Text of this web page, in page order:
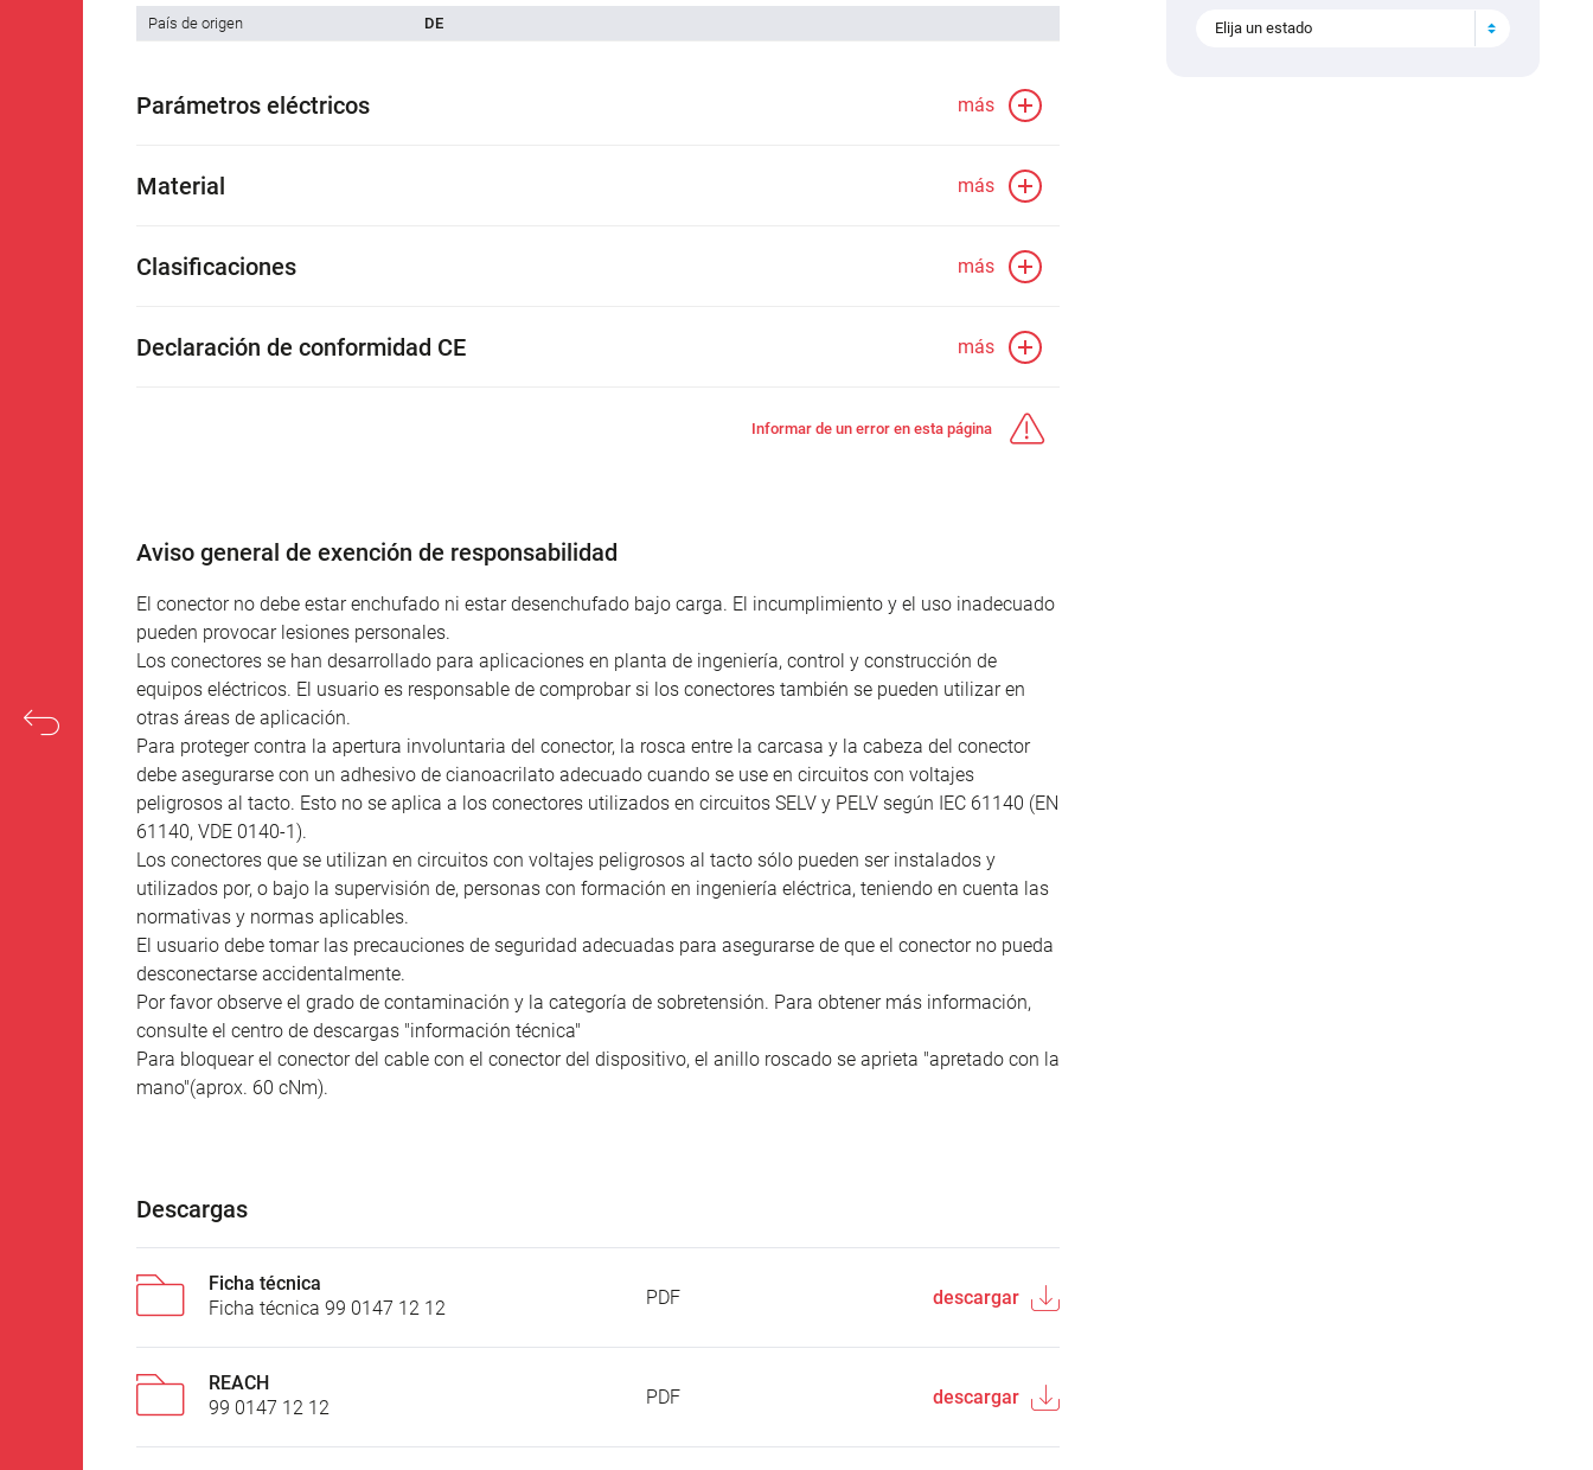
País de origen
DE
Parámetros eléctricos más
Material más
Clasificaciones más
Declaración de conformidad CE más
Informar de un error en esta página
Aviso general de exención de responsabilidad
El conector no debe estar enchufado ni estar desenchufado bajo carga. El incumplimiento y el uso inadecuado
pueden provocar lesiones personales.
Los conectores se han desarrollado para aplicaciones en planta de ingeniería, control y construcción de
equipos eléctricos. El usuario es responsable de comprobar si los conectores también se pueden utilizar en
otras áreas de aplicación.
Para proteger contra la apertura involuntaria del conector, la rosca entre la carcasa y la cabeza del conector
debe asegurarse con un adhesivo de cianoacrilato adecuado cuando se use en circuitos con voltajes
peligrosos al tacto. Esto no se aplica a los conectores utilizados en circuitos SELV y PELV según IEC 61140 (EN
61140, VDE 0140-1).
Los conectores que se utilizan en circuitos con voltajes peligrosos al tacto sólo pueden ser instalados y
utilizados por, o bajo la supervisión de, personas con formación en ingeniería eléctrica, teniendo en cuenta las
normativas y normas aplicables.
El usuario debe tomar las precauciones de seguridad adecuadas para asegurarse de que el conector no pueda
desconectarse accidentalmente.
Por favor observe el grado de contaminación y la categoría de sobretensión. Para obtener más información,
consulte el centro de descargas "información técnica"
Para bloquear el conector del cable con el conector del dispositivo, el anillo roscado se aprieta "apretado con la
mano"(aprox. 60 cNm).
Descargas
Ficha técnica
Ficha técnica 99 0147 12 12
PDF descargar
REACH
99 0147 12 12
PDF descargar
Elija un estado